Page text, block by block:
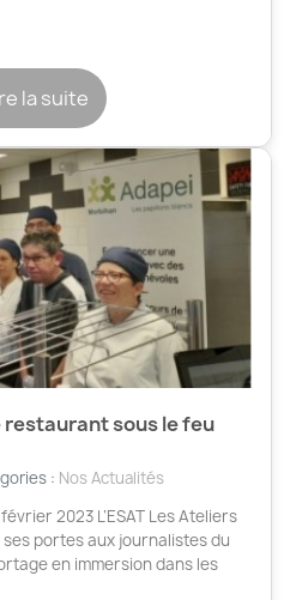
la suite
restaurant sous le feu
: Nos Actualités
2023 L’ESAT Les Ateliers
portes aux journalistes du
en immersion dans les